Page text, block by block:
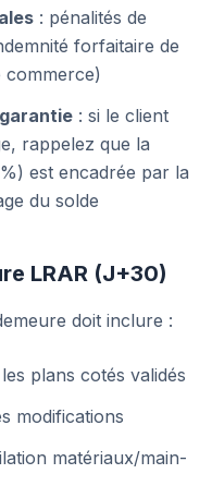
: pénalités de
forfaitaire de
commerce)
: si le client
rappelez que la
est encadrée par la
du solde
LRAR (J+30)
doit inclure :
plans cotés validés
modifications
matériaux/main-